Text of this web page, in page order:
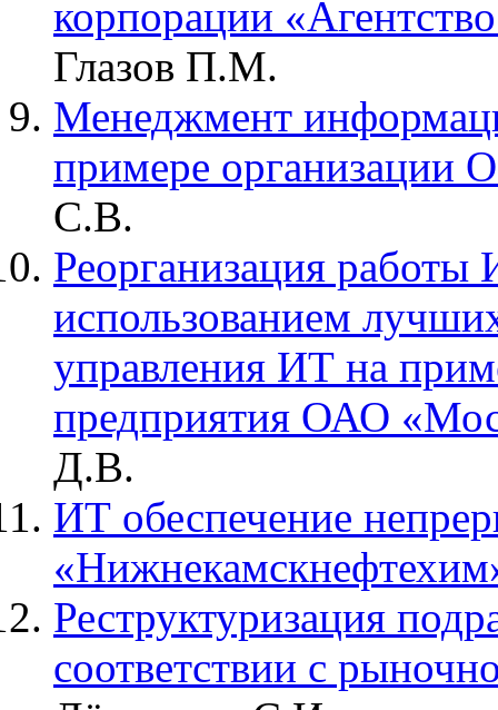
корпорации
Глазов П.М.
Менеджмент
примере
С.В.
Реорганизация работы
использованием
управления ИТ на
предприятия ОАО
Д.В.
ИТ обеспечение
Реструктуризация
соответствии с